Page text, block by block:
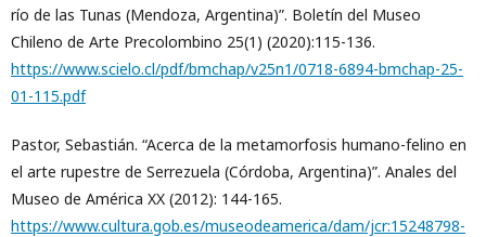
río de las Tunas (Mendoza, Argentina)”. Boletín del Museo
Chileno de Arte Precolombino 25(1) (2020):115-136.
https://www.scielo.cl/pdf/bmchap/v25n1/0718-6894-bmchap-25-
01-115.pdf
Pastor, Sebastián. “Acerca de la metamorfosis humano-felino en
el arte rupestre de Serrezuela (Córdoba, Argentina)”. Anales del
Museo de América XX (2012): 144-165.
https://www.cultura.gob.es/museodeamerica/dam/jcr:15248798-